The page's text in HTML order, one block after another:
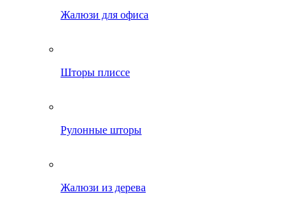
Жалюзи для офиса
Шторы плиссе
Рулонные шторы
Жалюзи из дерева